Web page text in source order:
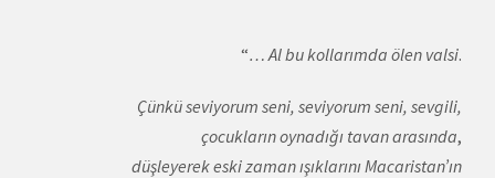
“… Al bu kollarımda ölen valsi.
Çünkü seviyorum seni, seviyorum seni, sevgili,
çocukların oynadığı tavan arasında,
düşleyerek eski zaman ışıklarını Macaristan’ın